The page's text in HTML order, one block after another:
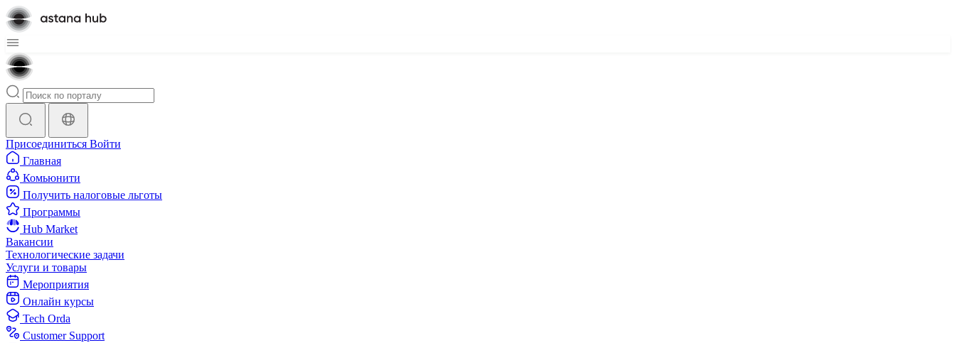
Присоединиться Войти
Главная
Комьюнити
Получить налоговые льготы
Программы
Hub Market
Вакансии
Технологические задачи
Услуги и товары
Мероприятия
Онлайн курсы
Tech Orda
Customer Support